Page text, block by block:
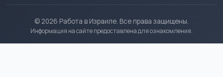
© 2026 Работа в Израиле. Все права защищены.
Информация на сайте предоставлена для ознакомления.